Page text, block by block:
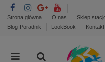
Strona główna O nas Sklep
Blog-Poradnik
LookBook Kontakt